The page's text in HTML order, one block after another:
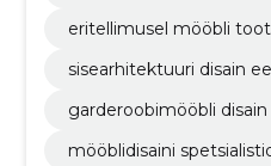
eritellimusel mööbli
sisearhitektuuri disain
garderoobimööbli disain
mööblidisaini